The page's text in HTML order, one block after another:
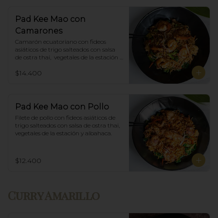
Pad Kee Mao con
Camarones
Camarón ecuatoriano con fideos
asiáticos de trigo salteados con salsa
de ostra thai,  vegetales de la estación y
$14.400
Pad Kee Mao con Pollo
Filete de pollo con fideos asiáticos de
trigo salteados con salsa de ostra thai,
vegetales de la estación y albahaca.
$12.400
Curry Amarillo